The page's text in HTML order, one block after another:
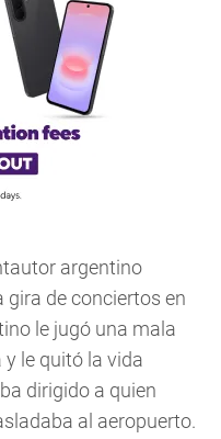
argentino
gira de conciertos en
le jugó una mala
le quitó la vida
dirigido a quien
al aeropuerto.